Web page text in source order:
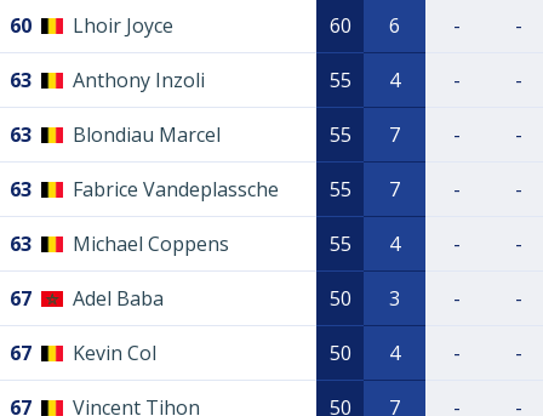
60 Lhoir Joyce 60 6 - -
63 Anthony Inzoli 55 4 - -
63 Blondiau Marcel 55 7 - -
63 Fabrice Vandeplassche 55 7 - -
63 Michael Coppens 55 4 - -
67 Adel Baba 50 3 - -
67 Kevin Col 50 4 - -
67 Vincent Tihon 50 7 - -